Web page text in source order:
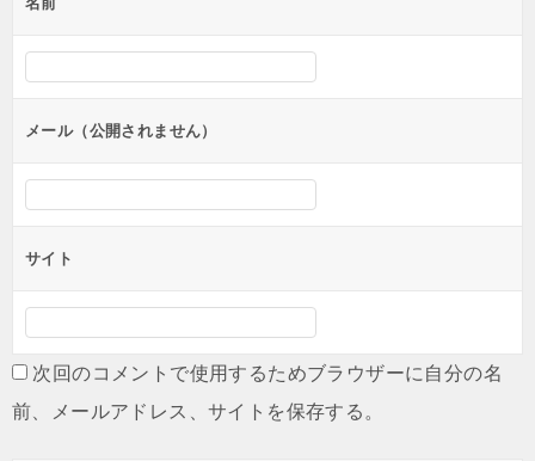
ー
シ
ンメール（公開されません）
サイト
次回のコメントで使用するためブラウザーに自分の名
前、メールアドレス、サイトを保存する。